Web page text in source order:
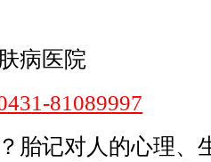
病医院
81089997
胎记对人的心理、